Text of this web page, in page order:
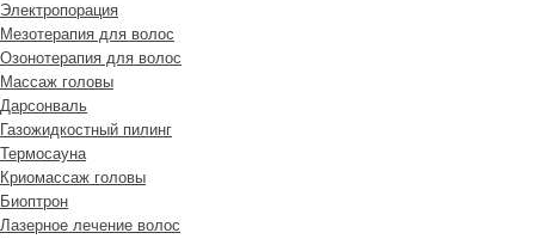
Электропорация
Мезотерапия для волос
Озонотерапия для волос
Массаж головы
Дарсонваль
Газожидкостный пилинг
Термосауна
Криомассаж головы
Биоптрон
Лазерное лечение волос